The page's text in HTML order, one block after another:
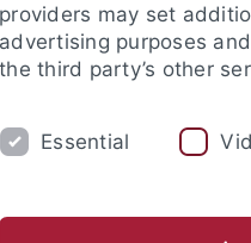
und Publikationen
providers may set
advertising purposes
the third party’s other
Essential